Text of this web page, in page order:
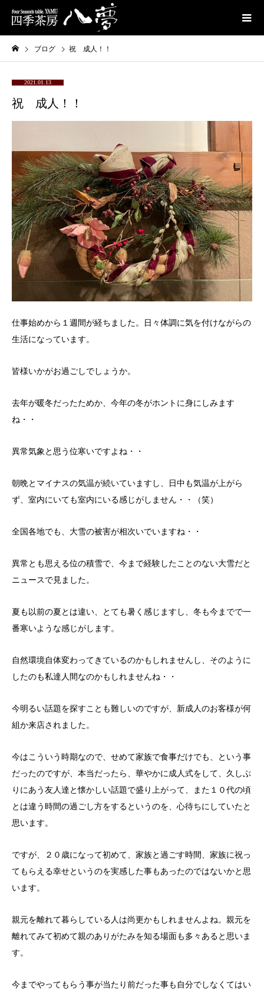
ブログ 祝 成人！！
2021.01.13
祝 成人！！
仕事始めから１週間が経ちました。日々体調に気を付けながらの
生活になっています。
皆様いかがお過ごしでしょうか。
去年が暖冬だったためか、今年の冬がホントに身にしみます
ね・・
異常気象と思う位寒いですよね・・
朝晩とマイナスの気温が続いていますし、日中も気温が上がら
ず、室内にいても室内にいる感じがしません・・（笑）
全国各地でも、大雪の被害が相次いでいますね・・
異常とも思える位の積雪で、今まで経験したことのない大雪だと
ニュースで見ました。
夏も以前の夏とは違い、とても暑く感じますし、冬も今までで一
番寒いような感じがします。
自然環境自体変わってきているのかもしれませんし、そのように
したのも私達人間なのかもしれませんね・・
今明るい話題を探すことも難しいのですが、新成人のお客様が何
組か来店されました。
今はこういう時期なので、せめて家族で食事だけでも、という事
だったのですが、本当だったら、華やかに成人式をして、久しぶ
りにあう友人達と懐かしい話題で盛り上がって、また１０代の頃
とは違う時間の過ごし方をするというのを、心待ちにしていたと
思います。
ですが、２０歳になって初めて、家族と過ごす時間、家族に祝っ
てもらえる幸せというのを実感した事もあったのではないかと思
います。
親元を離れて暮らしている人は尚更かもしれませんよね。親元を
離れてみて初めて親のありがたみを知る場面も多々あると思いま
す。
今までやってもらう事が当たり前だった事も自分でしなくてはい